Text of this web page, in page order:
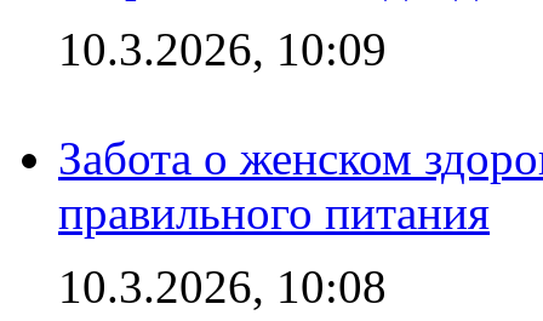
10.3.2026, 10:09
Забота о женском
правильного питания
10.3.2026, 10:08